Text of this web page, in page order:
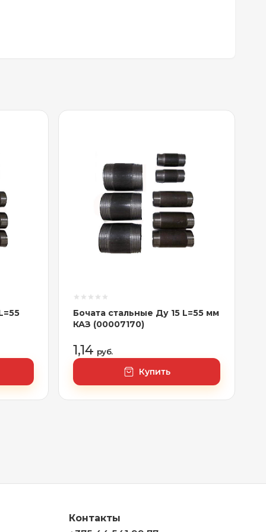
Бочата стальные Ду 15 L=55 мм
КАЗ (00007170)
1,14 руб.
Купить
Контакты